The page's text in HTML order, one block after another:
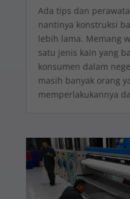
Ada tips dan
nantinya konstruksi
lebih lama. Memang
satu jenis kain yang
konsumen dalam
masih banyak orang
memperlakukannya